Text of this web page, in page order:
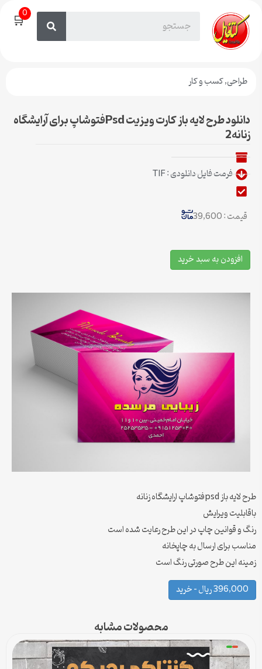
🛒0
طراحی,کسب و کار
دانلود طرح لایه باز کارت ویزیت Psdفتوشاپ برای آرایشگاه
زنانه2
فرمت فایل دانلودی : TIF
قیمت : 39,600
افزودن به سبد خرید
طرح لایه باز psdفتوشاپ ارایشگاه زنانه
باقابلیت ویرایش
رنگ و قوانین چاپ در این طرح رعایت شده است
مناسب برای ارسال به چاپخانه
زمینه این طرح صورتی رنگ است
396,000 ریال – خرید
محصولات مشابه